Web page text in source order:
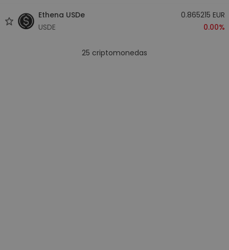
Ethena USDe
USDE
0.865215 EUR
0.00%
25 criptomonedas